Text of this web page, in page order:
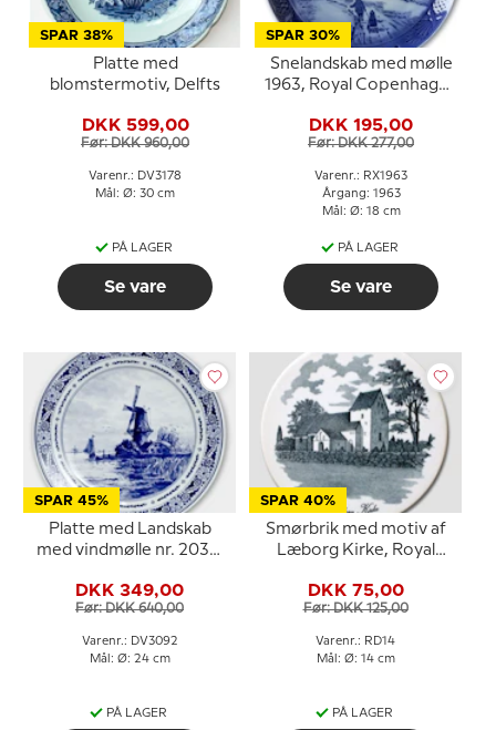
SPAR 38%
Platte med
blomstermotiv, Delfts
DKK 599,00
Før: DKK 960,00
Varenr.: DV3178
Mål: Ø: 30 cm
PÅ LAGER
Se vare
SPAR 30%
Snelandskab med mølle
1963, Royal Copenhagen
DKK 195,00
Før: DKK 277,00
Varenr.: RX1963
Årgang: 1963
Mål: Ø: 18 cm
PÅ LAGER
Se vare
SPAR 45%
Platte med Landskab
med vindmølle nr. 2036,
DKK 349,00
Før: DKK 640,00
Varenr.: DV3092
Mål: Ø: 24 cm
PÅ LAGER
SPAR 40%
Smørbrik med motiv af
Læborg Kirke, Royal
DKK 75,00
Før: DKK 125,00
Varenr.: RD14
Mål: Ø: 14 cm
PÅ LAGER